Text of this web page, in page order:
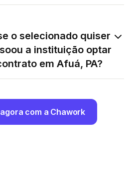
o selecionado quiser
a instituição optar
em Afuá, PA?
com a Chawork